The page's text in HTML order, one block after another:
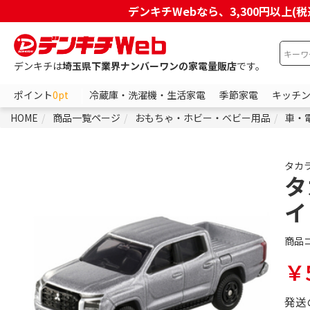
デンキチWebなら、3,300円以上(
デンキチは埼玉県下業界ナンバーワンの家電量販店です。
ポイント0pt 冷蔵庫・洗濯機・生活家電 季節家電
キッチ
HOME
商品一覧ページ おもちゃ・ホビー・ベビー用品 車・
タカ
商品
発